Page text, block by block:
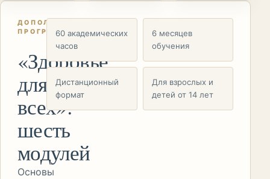
ДОПОЛНИТЕЛЬНАЯ
ПРОГРАММА
«Здоровье
для
всех»:
шесть
модулей
Основы
60 академических
часов
6 месяцев
обучения
Дистанционный
формат
Для взрослых и
детей от 14 лет